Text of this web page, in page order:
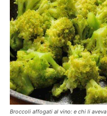
Broccoli affogati al vino: e chi li